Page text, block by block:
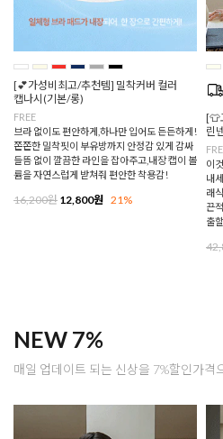
[💕가성비최고/추천템] 밀착커버 컬러
캡나시(기본/롱)
FREE
브라 없이도 편안하게,하나만 입어도 든든하게!
쫀쫀한 밀착핏이 부유방까지 안정감 있게 감싸
들뜸 없이 깔끔한 라인을 잡아주고,내장 캡이 볼
륨을 자연스럽게 받쳐줘 편안한 착용감!
16,200원 12,800원 21%
[👕
린
이
내
래
끈
출
NEW 7%
매일 업데이트 되는 신상을 7%할인가격